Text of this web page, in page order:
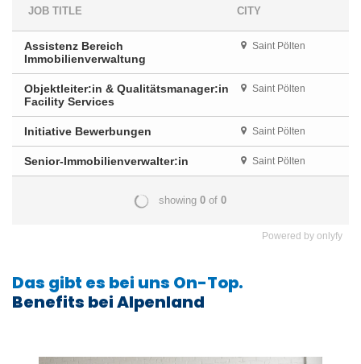
Powered by onlyfy
Benefits bei Alpenland
Das gibt es bei uns On-Top.